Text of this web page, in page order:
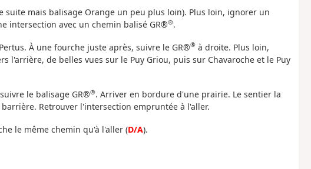
suite mais balisage Orange un peu plus loin). Plus loin, ignorer un
intersection avec un chemin balisé GR®®.
À une fourche juste après, suivre le GR®®à droite. Plus loin,
l'arrière, de belles vues sur le Puy Griou, puis sur Chavaroche et le Puy
le balisage GR®®. Arriver en bordure d'une prairie. Le sentier la
Retrouver l'intersection empruntée à l'aller.
le même chemin qu'à l'aller (D/A).